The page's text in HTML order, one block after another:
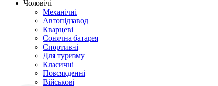
Чоловічі
Механічні
Автопідзавод
Кварцеві
Сонячна батарея
Спортивні
Для туризму
Класичні
Повсякденні
Військові